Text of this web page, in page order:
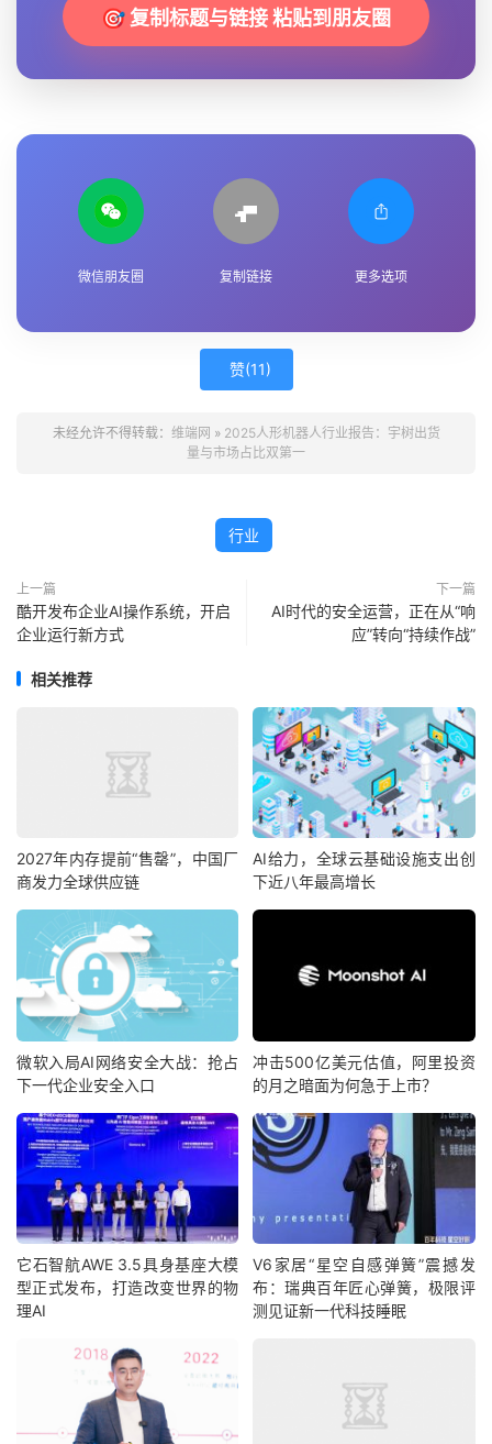
🎯 复制标题与链接 粘贴到朋友圈
微信朋友圈 复制链接 更多选项
赞(11)
未经允许不得转载： 维端网 » 2025人形机器人行业报告：宇树出货
量与市场占比双第一
行业
上一篇
酷开发布企业AI操作系统，开启
企业运行新方式
下一篇
AI时代的安全运营，正在从“响
应”转向“持续作战”
相关推荐
2027年内存提前“售罄”，中国厂
商发力全球供应链
AI给力，全球云基础设施支出创
下近八年最高增长
微软入局AI网络安全大战：抢占
下一代企业安全入口
冲击500亿美元估值，阿里投资
的月之暗面为何急于上市？
它石智航AWE 3.5具身基座大模
型正式发布，打造改变世界的物
理AI
V6家居“星空自感弹簧”震撼发
布：瑞典百年匠心弹簧，极限评
测见证新一代科技睡眠